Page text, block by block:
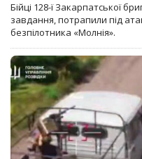
Бійці 128-ї Закарпатської
завдання, потрапили під
безпілотника «Молнія».